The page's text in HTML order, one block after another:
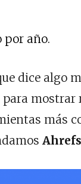
por año.
dice algo
mostrar
más
Ahrefs